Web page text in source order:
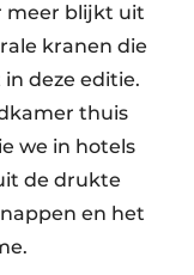
meer blijkt uit
kranen die
deze editie.
thuis
we in hotels
de drukte
en het